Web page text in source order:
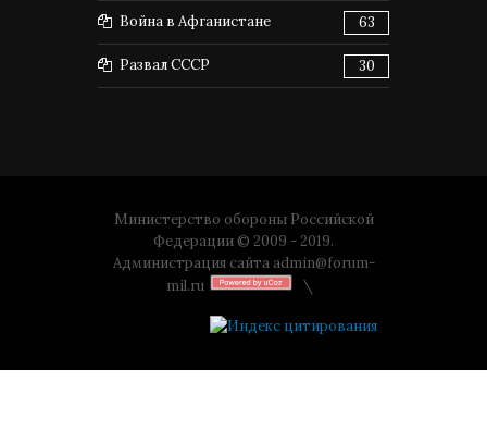
Война в Афганистане 63
Развал СССР 30
Министерство обороны Российской
Федерации © 2009 - 2019.
Администрация сайта admin@forum-
mil.ru